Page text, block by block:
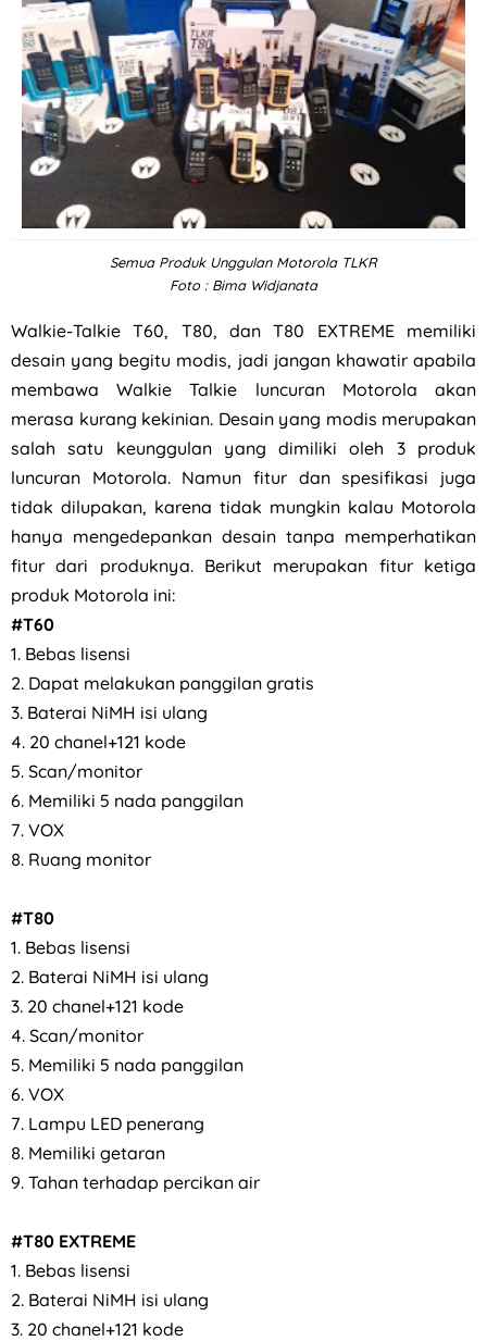
Semua Produk Unggulan Motorola TLKR
Foto : Bima Widjanata
Walkie-Talkie T60, T80, dan T80 EXTREME memiliki
desain yang begitu modis, jadi jangan khawatir apabila
membawa Walkie Talkie luncuran Motorola akan
merasa kurang kekinian. Desain yang modis merupakan
salah satu keunggulan yang dimiliki oleh 3 produk
luncuran Motorola. Namun fitur dan spesifikasi juga
tidak dilupakan, karena tidak mungkin kalau Motorola
hanya mengedepankan desain tanpa memperhatikan
fitur dari produknya. Berikut merupakan fitur ketiga
produk Motorola ini:
#T60
1. Bebas lisensi
2. Dapat melakukan panggilan gratis
3. Baterai NiMH isi ulang
4. 20 chanel+121 kode
5. Scan/monitor
6. Memiliki 5 nada panggilan
7. VOX
8. Ruang monitor
#T80
1. Bebas lisensi
2. Baterai NiMH isi ulang
3. 20 chanel+121 kode
4. Scan/monitor
5. Memiliki 5 nada panggilan
6. VOX
7. Lampu LED penerang
8. Memiliki getaran
9. Tahan terhadap percikan air
#T80 EXTREME
1. Bebas lisensi
2. Baterai NiMH isi ulang
3. 20 chanel+121 kode